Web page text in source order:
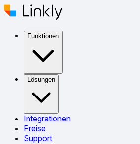
Funktionen
Lösungen
Integrationen
Preise
Support